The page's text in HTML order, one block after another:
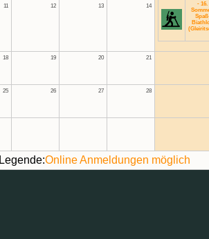
11 12 13 14
- 16.
18 19 20 21
25 26 27 28
Legende:Online Anmeldungen möglich